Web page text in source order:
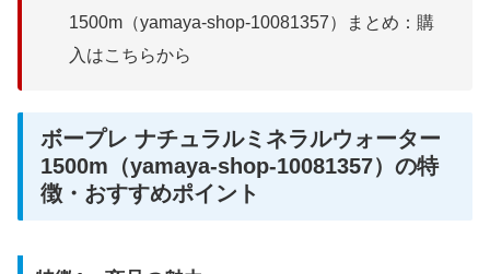
1500m（yamaya-shop-10081357）まとめ：購
入はこちらから
ボープレ ナチュラルミネラルウォーター
1500m（yamaya-shop-10081357）の特
徴・おすすめポイント